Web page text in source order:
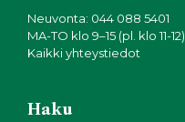
Neuvonta: 044 088 5401
MA-TO klo 9–15 (pl. klo 11-12)
Kaikki yhteystiedot
Haku